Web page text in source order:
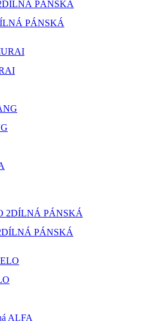
PÁNSKÁ
PÁNSKÁ